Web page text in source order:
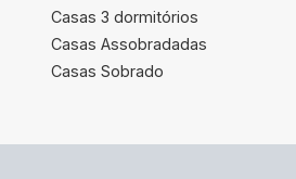
Casas 3 dormitórios
Casas Assobradadas
Casas Sobrado